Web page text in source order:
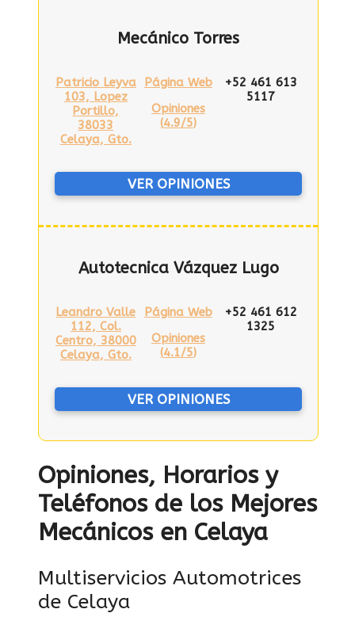
Mecánico Torres
Patricio Leyva
103, Lopez
Portillo,
38033
Celaya, Gto.
Página Web
Opiniones
(4.9/5)
+52 461 613
5117
VER OPINIONES
Autotecnica Vázquez Lugo
Leandro Valle
112, Col.
Centro, 38000
Celaya, Gto.
Página Web
Opiniones
(4.1/5)
+52 461 612
1325
VER OPINIONES
Opiniones, Horarios y
Teléfonos de los Mejores
Mecánicos en Celaya
Multiservicios Automotrices
de Celaya